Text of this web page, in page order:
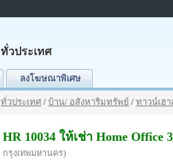
ทั่วประเทศ
ลงโฆษณาพิเศษ
ทั่วประเทศ / บ้าน/ อสังหาริมทรัพย์ / ทาวน์เฮา
HR 10034 ให้เช่า Home
กรุงเทพมหานคร)